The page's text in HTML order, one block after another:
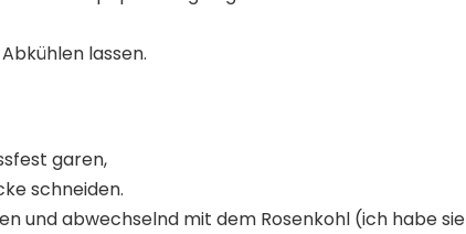
lassen.
garen,
schneiden.
und abwechselnd mit dem Rosenkohl (ich habe sie